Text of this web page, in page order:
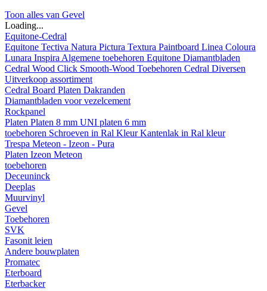
Toon alles van Gevel
Loading...
Equitone-Cedral
Equitone Tectiva Natura Pictura Textura Paintboard Linea Coloura
Lunara Inspira Algemene toebehoren Equitone Diamantbladen
Cedral Wood Click Smooth-Wood Toebehoren Cedral Diversen
Uitverkoop assortiment
Cedral Board Platen Dakranden
Diamantbladen voor vezelcement
Rockpanel
Platen Platen 8 mm UNI platen 6 mm
toebehoren Schroeven in Ral KleurKantenlak in Ral kleur
Trespa Meteon - Izeon - Pura
Platen Izeon Meteon
toebehoren
Deceuninck
Deeplas
Muurvinyl
Gevel
Toebehoren
SVK
Fasonit leien
Andere bouwplaten
Promatec
Eterboard
Eterbacker